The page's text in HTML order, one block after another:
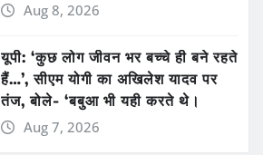
Aug 8, 2026
यूपी: ‘कुछ लोग जीवन भर बच्चे ही बने रहते
हैं…’, सीएम योगी का अखिलेश यादव पर
तंज, बोले- ‘बबुआ भी यही करते थे।
Aug 7, 2026